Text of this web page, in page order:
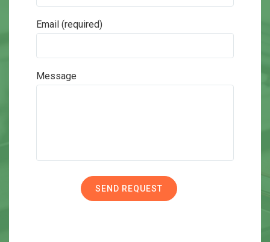
Email (required)
Message